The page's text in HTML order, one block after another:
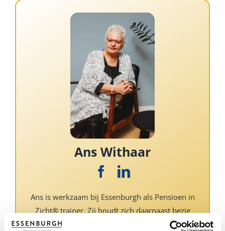
Ans Withaar
Ans is werkzaam bij Essenburgh als Pensioen in
Zicht® trainer. Zij houdt zich daarnaast bezig
met onderzoek en advies rondom